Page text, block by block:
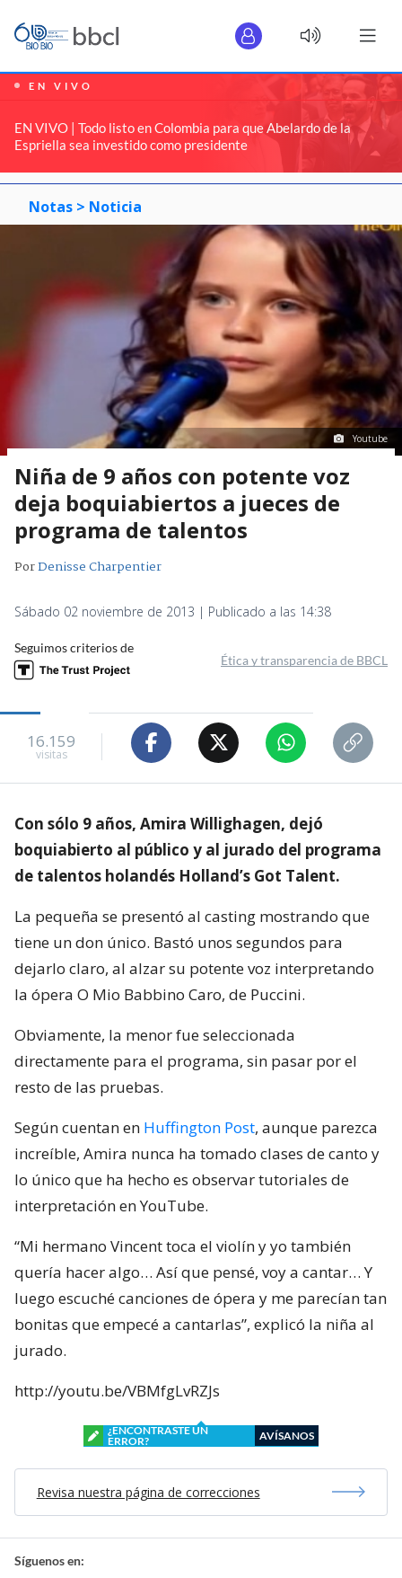
EN VIVO
EN VIVO | Todo listo en Colombia para que Abelardo de la
Espriella sea investido como presidente
Notas > Noticia
Youtube
Niña de 9 años con potente voz
deja boquiabiertos a jueces de
programa de talentos
PorDenisse Charpentier
Sábado 02 noviembre de 2013 | Publicado a las 14:38
Seguimos criterios de
Ética y transparencia de BBCL
16.159
visitas
Con sólo 9 años, Amira Willighagen, dejó
boquiabierto al público y al jurado del programa
de talentos holandés Holland’s Got Talent.
La pequeña se presentó al casting mostrando que
tiene un don único. Bastó unos segundos para
dejarlo claro, al alzar su potente voz interpretando
la ópera O Mio Babbino Caro, de Puccini.
Obviamente, la menor fue seleccionada
directamente para el programa, sin pasar por el
resto de las pruebas.
Según cuentan en Huffington Post, aunque parezca
increíble, Amira nunca ha tomado clases de canto y
lo único que ha hecho es observar tutoriales de
interpretación en YouTube.
“Mi hermano Vincent toca el violín y yo también
quería hacer algo… Así que pensé, voy a cantar… Y
luego escuché canciones de ópera y me parecían tan
bonitas que empecé a cantarlas”, explicó la niña al
jurado.
http://youtu.be/VBMfgLvRZJs
¿ENCONTRASTE UN
ERROR?
AVÍSANOS
Revisa nuestra página de correcciones
Síguenos en: